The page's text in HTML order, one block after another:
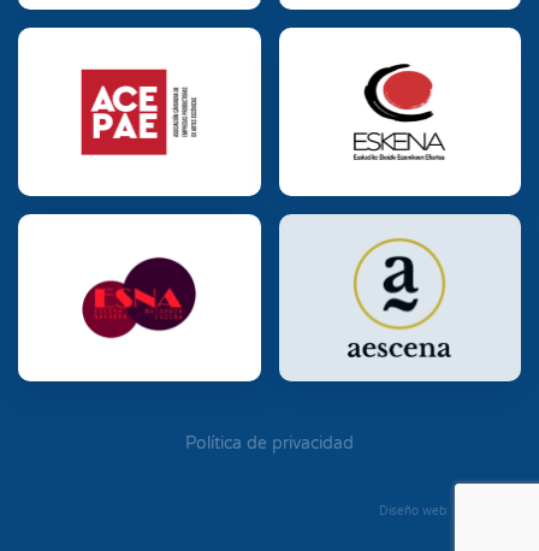
Política de privacidad
Diseño web: Diego Seixo